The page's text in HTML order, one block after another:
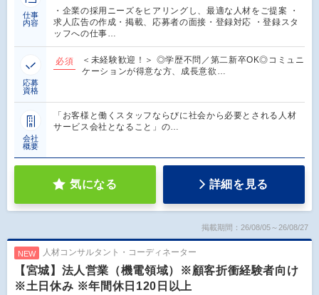
仕事
内容
・企業の採用ニーズをヒアリングし、最適な人材をご提案 ・
求人広告の作成・掲載、応募者の面接・登録対応 ・登録スタ
ッフへの仕事…
応募
資格
必須
＜未経験歓迎！＞ ◎学歴不問／第二新卒OK◎コミュニ
ケーションが得意な方、成長意欲…
会社
概要
「お客様と働くスタッフならびに社会から必要とされる人材
サービス会社となること」の…
気になる 詳細を見る
掲載期間：26/08/05～26/08/27
NEW 人材コンサルタント・コーディネーター
【宮城】法人営業（機電領域）※顧客折衝経験者向け
※土日休み ※年間休日120日以上